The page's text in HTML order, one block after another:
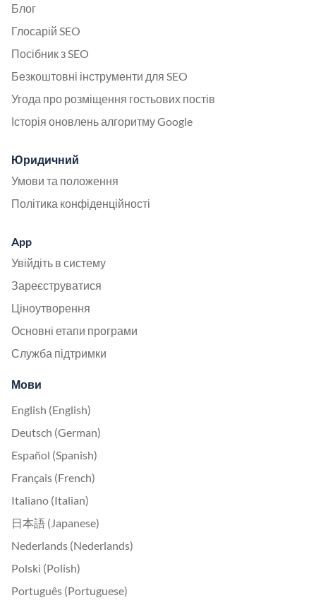
Блог
Глосарій SEO
Посібник з SEO
Безкоштовні інструменти для SEO
Угода про розміщення гостьових постів
Історія оновлень алгоритму Google
Юридичний
Умови та положення
Політика конфіденційності
App
Увійдіть в систему
Зареєструватися
Ціноутворення
Основні етапи програми
Служба підтримки
Мови
English (English)
Deutsch (German)
Español (Spanish)
Français (French)
Italiano (Italian)
日本語 (Japanese)
Nederlands (Nederlands)
Polski (Polish)
Português (Portuguese)